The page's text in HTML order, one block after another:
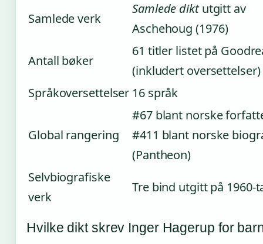
Samlede verk
Samlede diktutgitt av
Aschehoug (1976)
Antall bøker
61 titler listet på
(inkludert oversettelser)
Språkoversettelser 16 språk
Global rangering
#67 blant norske
#411 blant norske
(Pantheon)
Selvbiografiske
verk
Tre bind utgitt på 1960-
Hvilke dikt skrev Inger Hagerup for